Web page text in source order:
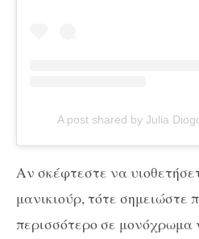
A post shared by Julia
Αν σκέφτεστε να
μανικιούρ, τότε σημειώστε
περισσότερο σε μονόχρωμα